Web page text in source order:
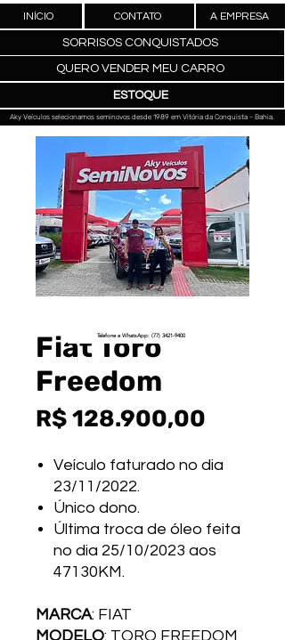
INÍCIO CONTATO A EMPRESA
SORRISOS CONQUISTADOS
QUERO VENDER MEU CARRO
ESTOQUE
Aky Veículos selecionamos seminovos desde 1989 em Vitória da Conquista - Bahia.
Fiat Toro
Freedom
R$ 128.900,00
Veículo faturado no dia
23/11/2022.
Único dono.
Última troca de óleo feita
no dia 25/10/2023 aos
47130KM.
MARCA: FIAT
MODELO: TORO FREEDOM
Telefone e WhatsApp: (77) 3421-9400